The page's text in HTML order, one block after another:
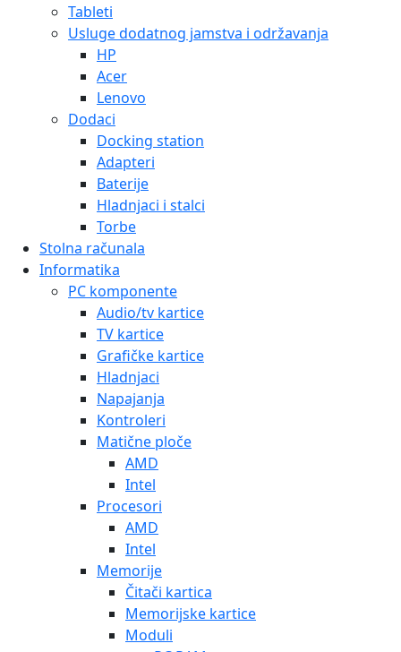
Tableti
Usluge dodatnog jamstva i održavanja
HP
Acer
Lenovo
Dodaci
Docking station
Adapteri
Baterije
Hladnjaci i stalci
Torbe
Stolna računala
Informatika
PC komponente
Audio/tv kartice
TV kartice
Grafičke kartice
Hladnjaci
Napajanja
Kontroleri
Matične ploče
AMD
Intel
Procesori
AMD
Intel
Memorije
Čitači kartica
Memorijske kartice
Moduli